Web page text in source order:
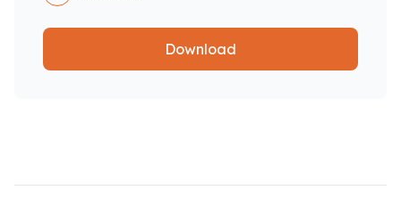
Download